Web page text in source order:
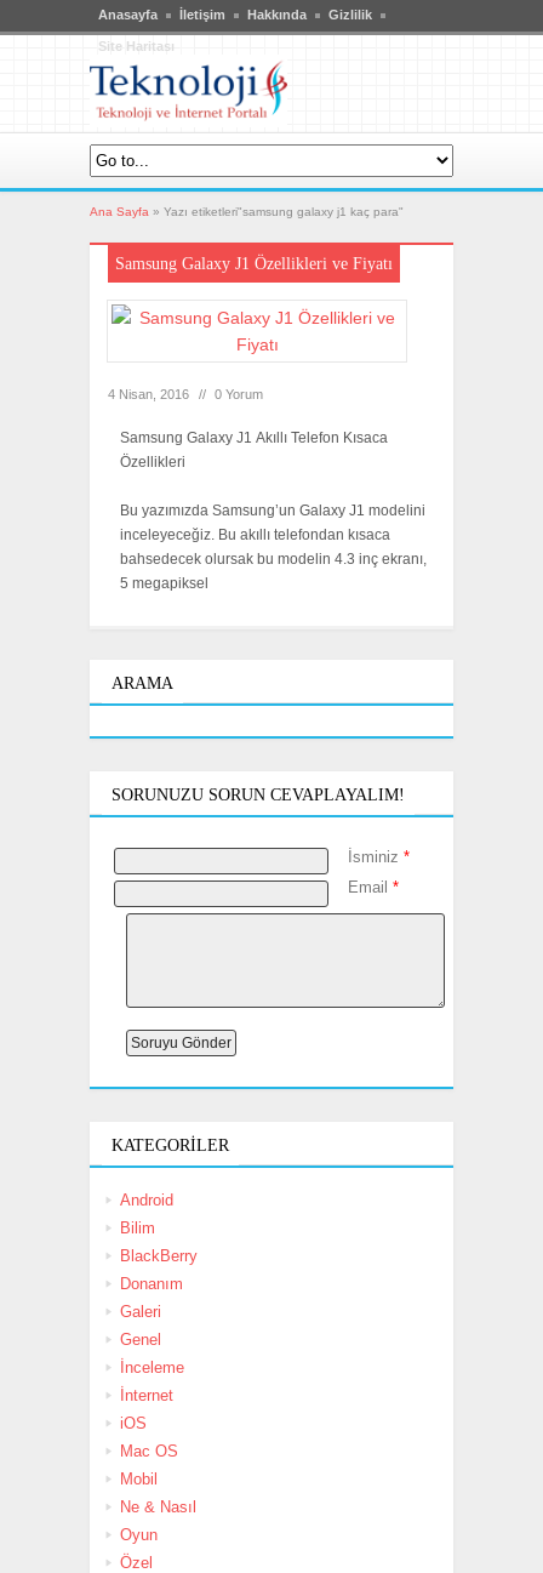
Anasayfa İletişim Hakkında Gizlilik
Site Haritası
Ana Sayfa » Yazı etiketleri"samsung galaxy j1 kaç para"
Samsung Galaxy J1 Özellikleri ve Fiyatı
4 Nisan, 2016 // 0 Yorum
Samsung Galaxy J1 Akıllı Telefon Kısaca
Özellikleri
Bu yazımızda Samsung’un Galaxy J1 modelini
inceleyeceğiz. Bu akıllı telefondan kısaca
bahsedecek olursak bu modelin 4.3 inç ekranı,
5 megapiksel
ARAMA
SORUNUZU SORUN CEVAPLAYALIM!
İsminiz *
Email *
KATEGORILER
Android
Bilim
BlackBerry
Donanım
Galeri
Genel
İnceleme
İnternet
iOS
Mac OS
Mobil
Ne & Nasıl
Oyun
Özel